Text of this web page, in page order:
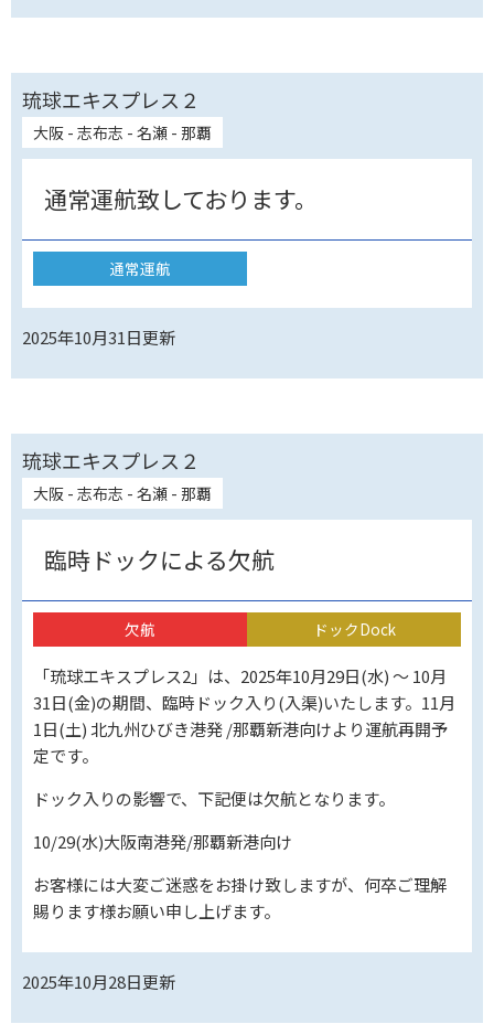
琉球エキスプレス２
大阪 - 志布志 - 名瀬 - 那覇
通常運航致しております。
通常運航
2025年10月31日更新
琉球エキスプレス２
大阪 - 志布志 - 名瀬 - 那覇
臨時ドックによる欠航
欠航 ドックDock
「琉球エキスプレス2」は、2025年10月29日(水) ～ 10月
31日(金)の期間、臨時ドック入り(入渠)いたします。11月
1日(土) 北九州ひびき港発 /那覇新港向けより運航再開予
定です。
ドック入りの影響で、下記便は欠航となります。
10/29(水)大阪南港発/那覇新港向け
お客様には大変ご迷惑をお掛け致しますが、何卒ご理解
賜ります様お願い申し上げます。
2025年10月28日更新